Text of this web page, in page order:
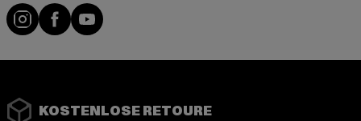
Instagram
FacebookYouTube
KOSTENLOSE RETOURE